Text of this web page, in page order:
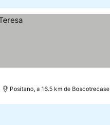
Positano, a 16.5 km de Boscotrecase